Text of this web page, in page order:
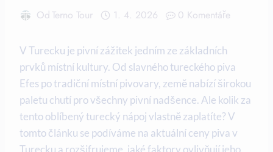
OdTerno Tour 1. 4. 2026 0 Komentáře
V Turecku je pivní zážitek jedním ze základních
prvků místní kultury. Od slavného tureckého piva
Efes po tradiční místní pivovary, země nabízí širokou
paletu chutí pro všechny pivní nadšence. Ale kolik za
tento oblíbený turecký nápoj vlastně zaplatíte? V
tomto článku se podíváme na aktuální ceny piva v
Turecku a rozšifrujeme, jaké faktory ovlivňují jeho